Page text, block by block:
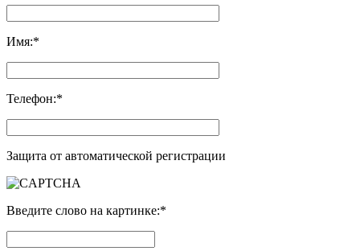
Имя:*
Телефон:*
Защита от автоматической регистрации
Введите слово на картинке:*